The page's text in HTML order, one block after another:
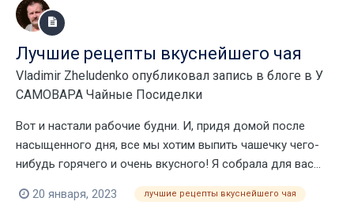
Лучшие рецепты вкуснейшего чая
Vladimir Zheludenko опубликовал запись в блоге в У
САМОВАРА Чайные Посиделки
Вот и настали рабочие будни. И, придя домой после
насыщенного дня, все мы хотим выпить чашечку чего-
нибудь горячего и очень вкусного! Я собрала для вас...
20 января, 2023 лучшие рецепты вкуснейшего чая